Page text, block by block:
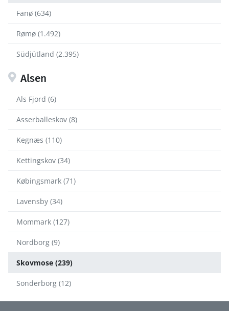
Fanø (634)
Rømø (1.492)
Südjütland (2.395)
Alsen
Als Fjord (6)
Asserballeskov (8)
Kegnæs (110)
Kettingskov (34)
Købingsmark (71)
Lavensby (34)
Mommark (127)
Nordborg (9)
Skovmose (239)
Sonderborg (12)